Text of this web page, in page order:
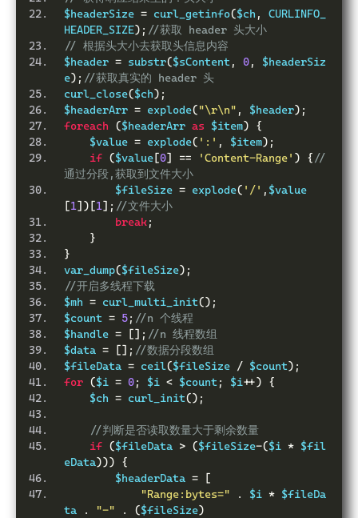
$headerSize = curl_getinfo($ch ,
CURLINFO_
HEADER_SIZE); //获取 header 头大小
// 根据头大小去获取头信息内容
$header = substr($sContent , 0,
$headerSiz
e); //获取真实的 header 头
curl_close($ch);
$headerArr = explode("\r\n" , $header);
foreach
($headerArr as $item)
{
    $value
= explode( ':' , $item);
if ($value [0] == 'Content-Range' ) { //
通过分段,获取到文件大小
        $fileSize
= explode( '/' , $value
[1])[1]; //文件大小
break;
}
}
var_dump($fileSize);
//开启多线程下载
$mh = curl_multi_init();
$count = 5; //n 个线程
$handle = []; //n 线程数组
$data = []; //数据分段数组
$fileData = ceil($fileSize / $count);
for ($i = 0; $i < $count ; $i++)
{
    $ch
= curl_init();
//判断是否读取数量大于剩余数量
if ($fileData > ($fileSize-($i * $fil
eData)))
{
        $headerData
=
[
"Range:bytes="
. $i * $fileDa
ta
. "-" . ($fileSize)